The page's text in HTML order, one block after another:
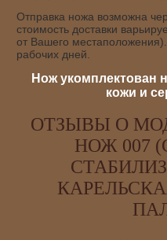
Отправка ножа возможна
стоимость доставки
от Вашего
рабочих дней.
Нож укомплектован
кожи и
ОТЗЫВЫ О
НОЖ 007